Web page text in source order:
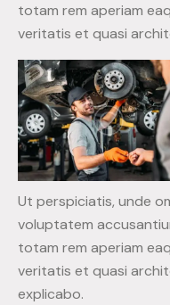
totam rem aperiam
veritatis et quasi
Ut perspiciatis, unde
voluptatem
totam rem aperiam
veritatis et quasi
explicabo.